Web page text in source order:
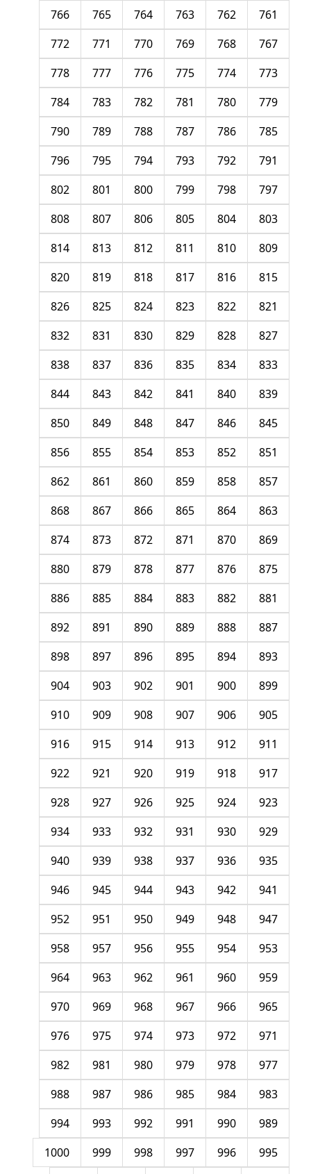
761
762
763
764
765
766
767
768
769
770
771
772
773
774
775
776
777
778
779
780
781
782
783
784
785
786
787
788
789
790
791
792
793
794
795
796
797
798
799
800
801
802
803
804
805
806
807
808
809
810
811
812
813
814
815
816
817
818
819
820
821
822
823
824
825
826
827
828
829
830
831
832
833
834
835
836
837
838
839
840
841
842
843
844
845
846
847
848
849
850
851
852
853
854
855
856
857
858
859
860
861
862
863
864
865
866
867
868
869
870
871
872
873
874
875
876
877
878
879
880
881
882
883
884
885
886
887
888
889
890
891
892
893
894
895
896
897
898
899
900
901
902
903
904
905
906
907
908
909
910
911
912
913
914
915
916
917
918
919
920
921
922
923
924
925
926
927
928
929
930
931
932
933
934
935
936
937
938
939
940
941
942
943
944
945
946
947
948
949
950
951
952
953
954
955
956
957
958
959
960
961
962
963
964
965
966
967
968
969
970
971
972
973
974
975
976
977
978
979
980
981
982
983
984
985
986
987
988
989
990
991
992
993
994
995
996
997
998
999
1000